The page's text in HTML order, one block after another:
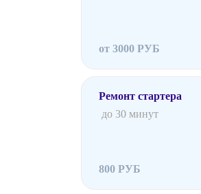
от 3000 РУБ
Ремонт стартера
до 30 минут
800 РУБ